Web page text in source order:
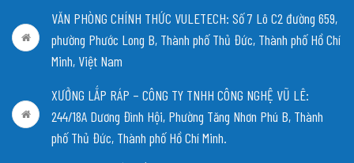
VĂN PHÒNG CHÍNH THỨC VULETECH: Số 7 Lô C2 đường 659,
phường Phước Long B, Thành phố Thủ Đức, Thành phố Hồ Chí
Minh, Việt Nam
XƯỞNG LẮP RÁP – CÔNG TY TNHH CÔNG NGHỆ VŨ LÊ:
244/18A Dương Đình Hội, Phường Tăng Nhơn Phú B, Thành
phố Thủ Đức, Thành phố Hồ Chí Minh.